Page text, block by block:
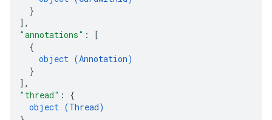
}
] ,
"annotations" :
[
{
object (Annotation)
}
] ,
"thread" : {
object (Thread)